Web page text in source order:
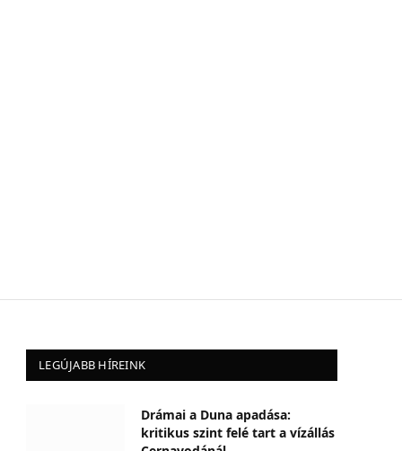
LEGÚJABB HÍREINK
Drámai a Duna apadása:
kritikus szint felé tart a vízállás